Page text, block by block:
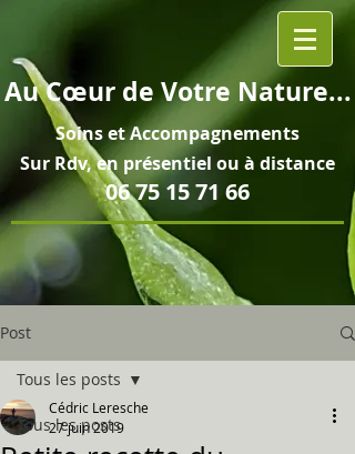
AuCœurde Votre Nature...
Soins etAccompagnements
Sur Rdv, en présentiel ou à distance
06 75 15 71 66
Post
Tous les posts
Tous les posts
Cédric Leresche
27 juin 2019